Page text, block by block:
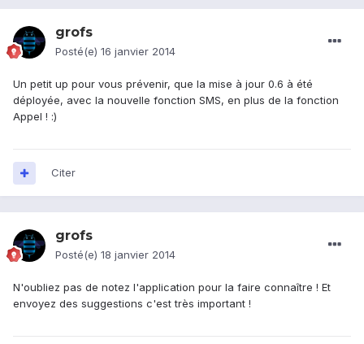
grofs
Posté(e) 16 janvier 2014
Un petit up pour vous prévenir, que la mise à jour 0.6 à été
déployée, avec la nouvelle fonction SMS, en plus de la fonction
Appel ! :)
Citer
grofs
Posté(e) 18 janvier 2014
N'oubliez pas de notez l'application pour la faire connaître ! Et
envoyez des suggestions c'est très important !